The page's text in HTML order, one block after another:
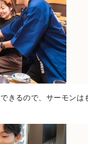
きるので、サーモンは